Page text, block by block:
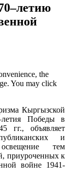
the
You may click
Кыргызской
Победы в
гг., объявляет
и
тем
приуроченных к
войне 1941-